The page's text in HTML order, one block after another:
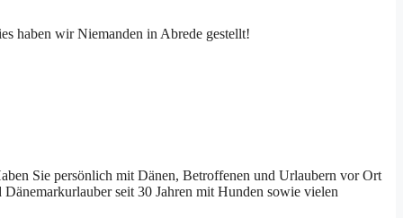
haben wir Niemanden in Abrede gestellt!
Sie persönlich mit Dänen, Betroffenen und Urlaubern vor Ort
seit 30 Jahren mit Hunden sowie vielen